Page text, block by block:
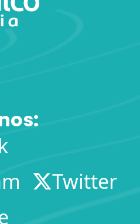
Twitter